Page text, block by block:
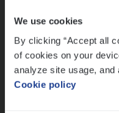
We use cookies
By clicking “Accept all
of cookies on your
analyze site usage,
Cookie policy
Busi­ness
People Management,